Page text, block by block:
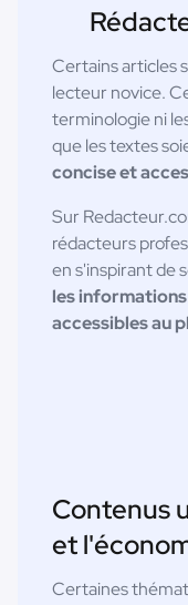
Certains articles
lecteur novice.
terminologie ni
que les textes
concise et
Sur
rédacteurs
en s'inspirant de
les informations
accessibles au
Contenus
et
Certaines